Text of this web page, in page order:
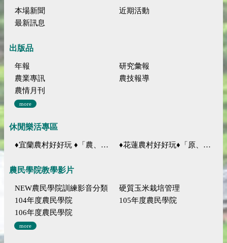
本場新聞
近期活動
最新訊息
出版品
年報
研究彙報
農業專訊
農技報導
農情月刊
more
休閒樂活專區
♦宜蘭農村好好玩 ♦「農、藝、山、水」四條遊程推薦 ♦花蓮農村好好玩♦「原、生、慢、活」四條遊程推薦
農民學院教學影片
NEW農民學院訓練影音分類
硬質玉米栽培管理
104年度農民學院
105年度農民學院
106年度農民學院
more